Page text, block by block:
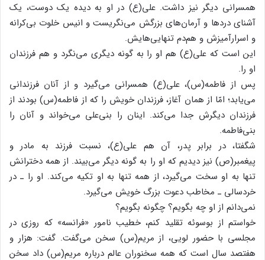
همسرانی دیگر نیز داشت. علی(ع) در او به دیده یک دوست، یک
آشنای دردها و آرمان‌های بزرگش می‌‌نگریست و انیس خلوت بی‌کرانه
و اسرارآمیزش و هم‌دم تنهایی‌هایش.
این است که علی(ع) هم او را به گونه‌ دیگری می‌نگرد و هم فرزندان
او را.
پس از فاطمه(س)، علی(ع) همسرانی می‌گیرد و از آنان فرزندانی
می‌یابد؛ امّا از همان آغاز، فرزندان خویش را که از فاطمه(س) بودند از
فرزندان دیگرش جدا می‌کند. اینان را بنی‌علی می‌خواند و آنان را
بنی‌فاطمه.
شگفتا، در برابر پدر، آن هم علی(ع)، نسبت فرزند به مادر و
پیغمبر(ص) نیز دیدیم که او را به گونه دیگر می‌بیند. از همه دخترانش
تنها به او سخت می‌گیرد، از همه‌ تنها به او تکیه می‌کند. او را ـ در
خردسالی ـ مخاطب دعوت بزرگ خویش می‌گیرد.
نمی‌دانم از او چه بگویم؟ چگونه بگویم؟
خواستم از بوسوئه تقلید کنم، خطیب نامور «فرانسه» که روزی در
مجلسی با حضور لویی، از مریم(س) سخن می‌گفت. گفت: هزار و
هفتصد سال است که همه‌ سخنوران عالم درباره مریم(س) داد سخن